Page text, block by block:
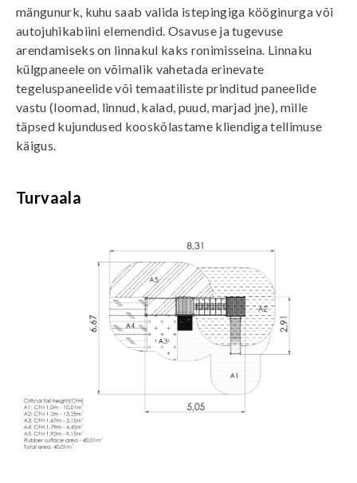
mängunurk, kuhu saab valida istepingiga kööginurga või
autojuhikabiini elemendid. Osavuse ja tugevuse
arendamiseks on linnakul kaks ronimisseina. Linnaku
külgpaneele on võimalik vahetada erinevate
tegeluspaneelide või temaatiliste prinditud paneelide
vastu (loomad, linnud, kalad, puud, marjad jne), mille
täpsed kujundused kooskõlastame kliendiga tellimuse
käigus.
Turvaala